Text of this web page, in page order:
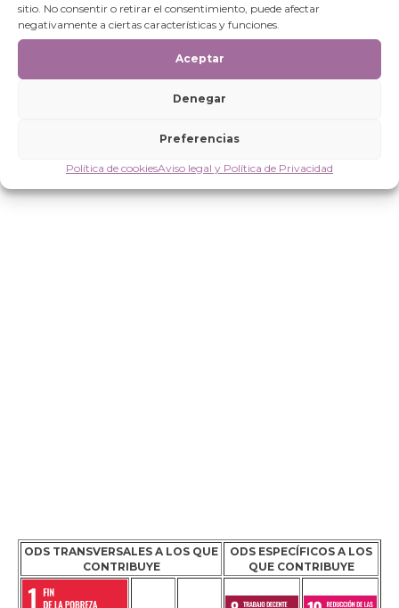
sitio. No consentir o retirar el consentimiento, puede afectar
negativamente a ciertas características y funciones.
Aceptar
Denegar
Preferencias
Política de cookiesAviso legal y Política de Privacidad
Presupuesto
– Presupuesto total: 13.700,00 EUR
· Aportación FUNDACIÓN ISABEL MARTÍN: 8.200,00 EUR
ODS TRANSVERSALES A LOS QUE
CONTRIBUYE
ODS ESPECÍFICOS A LOS
QUE CONTRIBUYE